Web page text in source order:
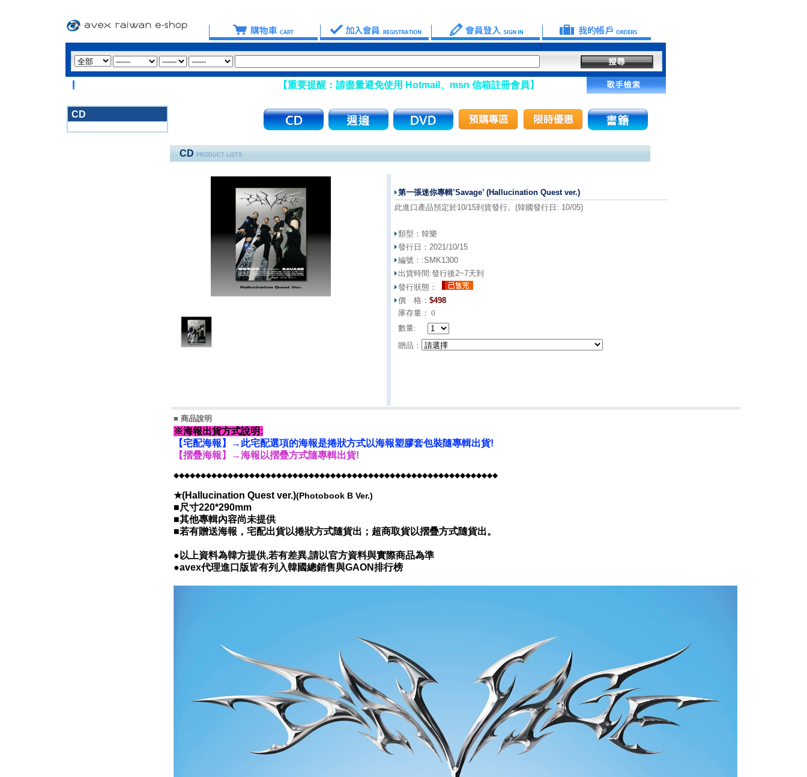
【重要提醒：請盡量避免使用 Hotmail、msn 信箱註冊會員】
CD
CD PRODUCT LISTS
第一張迷你專輯’Savage’ (Hallucination Quest ver.)
此進口產品預定於10/15到貨發行。(韓國發行日: 10/05)
類型： 韓樂
發行日： 2021/10/15
編號：:SMK1300
出貨時間:發行後2~7天到
發行狀態：
價 格： $498
庫存量： 0
數量:
贈品：
■ 商品說明
※海報出貨方式說明:
【宅配海報】→此宅配選項的海報是捲狀方式以海報塑膠套包裝隨專輯出貨!
【摺疊海報】→海報以摺疊方式隨專輯出貨!
◆◆◆◆◆◆◆◆◆◆◆◆◆◆◆◆◆◆◆◆◆◆◆◆◆◆◆◆◆◆◆◆◆◆◆◆◆◆◆◆◆◆◆◆◆◆◆◆◆◆◆◆◆◆◆◆◆◆◆◆
★(Hallucination Quest ver.)(Photobook B Ver.)
■尺寸220*290mm
■其他專輯內容尚未提供
■若有贈送海報，宅配出貨以捲狀方式隨貨出；超商取貨以摺疊方式隨貨出。
●以上資料為韓方提供,若有差異,請以官方資料與實際商品為準
●avex代理進口版皆有列入韓國總銷售與GAON排行榜